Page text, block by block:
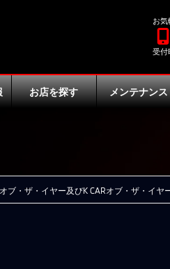
お気
受
お店を探す メンテナンス
ブ・ザ・イヤー及びK CARオブ・ザ・イヤ